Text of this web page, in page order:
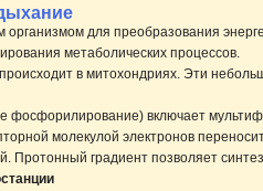
организмом для преобразования
метаболических процессов.
в митохондриях. Эти
фосфорилирование) включает
молекулой электронов
Протонный градиент позволяет